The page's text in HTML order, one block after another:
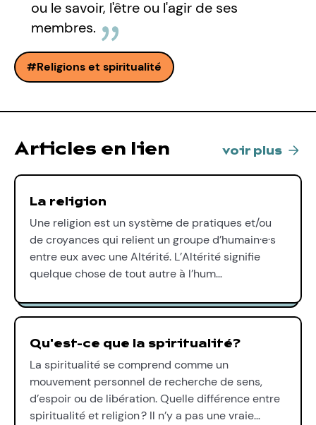
ou le savoir, l'être ou l'agir de ses
membres.
Religions et spiritualité
Articles en lien voir plus
La religion
Une religion est un système de pratiques et/ou
de croyances qui relient un groupe d’humain·e·s
entre eux avec une Altérité. L’Altérité signifie
quelque chose de tout autre à l’hum…
Qu'est-ce que la spiritualité?
La spiritualité se comprend comme un
mouvement personnel de recherche de sens,
d’espoir ou de libération. Quelle différence entre
spiritualité et religion ? Il n’y a pas une vraie…